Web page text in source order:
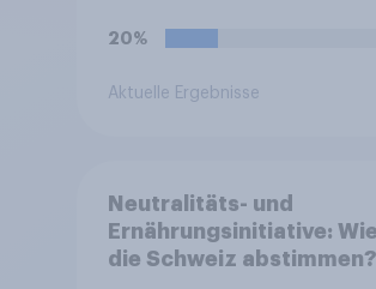
20%
Aktuelle Ergebnisse
Neutralitäts- und
Ernährungsinitiative: Wie
die Schweiz abstimmen?